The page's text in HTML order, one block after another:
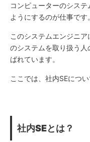
コンピューターのシス
ようにするのが仕事です。
このシステムエンジニ
のシステムを取り扱う
ばれています。
ここでは、社内SEについ
社内SEとは？